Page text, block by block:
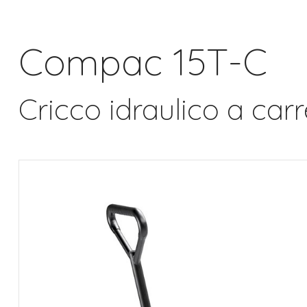
Compac 15T-C
Cricco idraulico a